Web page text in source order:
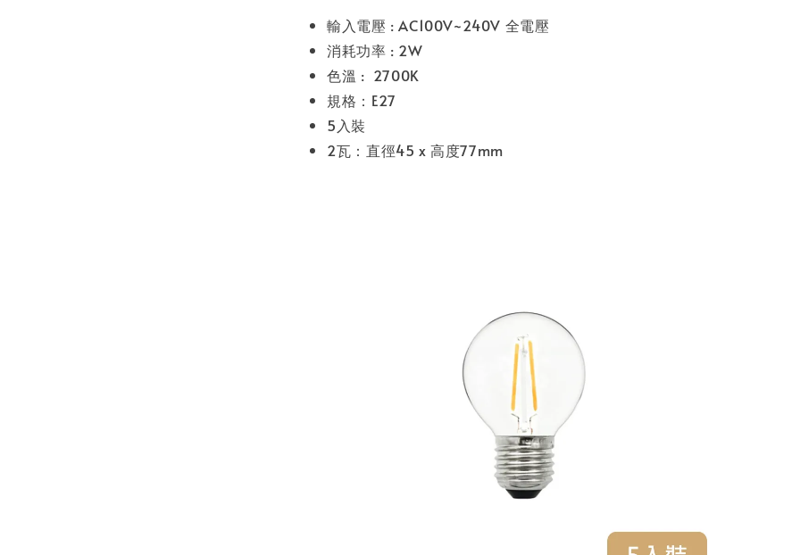
輸入電壓 : AC100V~240V 全電壓
消耗功率 : 2W
色溫 : 2700K
規格：E27
5入裝
2瓦：直徑45 x 高度77mm